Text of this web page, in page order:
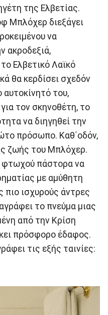
της Ελβετίας.
Μπλόχερ διεξάγει
να
ακροδεξιά,
Ελβετικό Λαϊκό
θα κερδίσει σχεδόν
του,
για τον σκηνοθέτη, το
να διηγηθεί την
πρόσωπο. Καθ΄οδόν,
ζωής του Μπλόχερ.
φτωχού πάστορα να
με αμύθητη
πιο ισχυρούς άντρες
το πνεύμα μιας
από την Κρίση
πρόσφορο έδαφος.
τις εξής ταινίες: